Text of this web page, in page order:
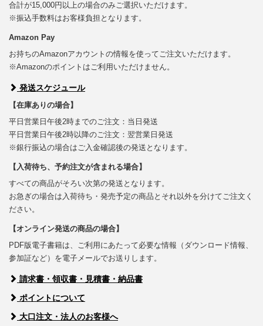
合計が15,000円以上の場合のみご選択いただけます。
※振込手数料はお客様負担となります。
Amazon Pay
お持ちのAmazonアカウントの情報を使ってご注文いただけます。
※Amazonのポイントはご利用いただけません。
発送スケジュール
【在庫ありの場合】
平日営業日午後2時までのご注文：当日発送
平日営業日午後2時以降のご注文：翌営業日発送
※銀行振込の場合はご入金確認後の発送となります。
【入荷待ち、予約注文が含まれる場合】
すべての商品がそろい次第の発送となります。
お急ぎの場合は入荷待ち・発売予定の商品とそれ以外を分けてご注文く
ださい。
【オンライン発送の商品の場合】
PDF版電子書籍は、ご利用にあたって必要な情報（ダウンロード情報、
参加証など）を電子メールでお送りします。
請求書・領収書・見積書・納品書
ポイントについて
大口注文・法人のお客様へ